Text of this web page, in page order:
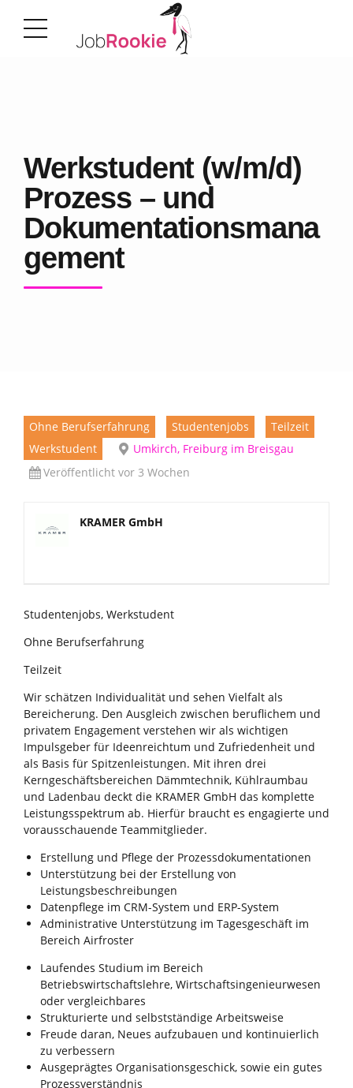
Werkstudent (w/m/d)
Prozess – und
Dokumentationsmana
gement
Ohne Berufserfahrung Studentenjobs
Teilzeit
Werkstudent
Umkirch, Freiburg im Breisgau
Veröffentlicht vor 3 Wochen
KRAMER GmbH
Studentenjobs, Werkstudent
Ohne Berufserfahrung
Teilzeit
Wir schätzen Individualität und sehen Vielfalt als
Bereicherung. Den Ausgleich zwischen beruflichem und
privatem Engagement verstehen wir als wichtigen
Impulsgeber für Ideenreichtum und Zufriedenheit und
als Basis für Spitzenleistungen. Mit ihren drei
Kerngeschäftsbereichen Dämmtechnik, Kühlraumbau
und Ladenbau deckt die KRAMER GmbH das komplette
Leistungsspektrum ab. Hierfür braucht es engagierte und
vorausschauende Teammitglieder.
Erstellung und Pflege der Prozessdokumentationen
Unterstützung bei der Erstellung von
Leistungsbeschreibungen
Datenpflege im CRM-System und ERP-System
Administrative Unterstützung im Tagesgeschäft im
Bereich Airfroster
Laufendes Studium im Bereich
Betriebswirtschaftslehre, Wirtschaftsingenieurwesen
oder vergleichbares
Strukturierte und selbstständige Arbeitsweise
Freude daran, Neues aufzubauen und kontinuierlich
zu verbessern
Ausgeprägtes Organisationsgeschick, sowie ein gutes
Prozessverständnis